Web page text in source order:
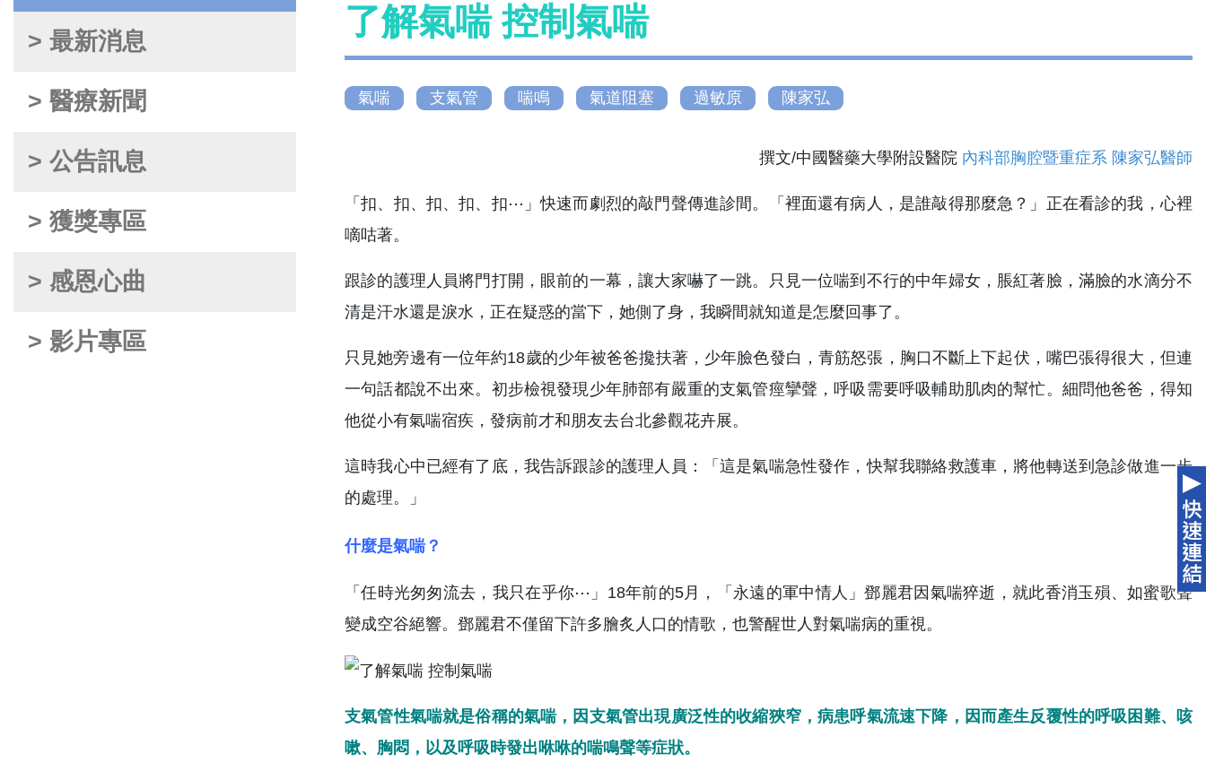
> 最新消息
> 醫療新聞
> 公告訊息
> 獲獎專區
> 感恩心曲
> 影片專區
了解氣喘 控制氣喘
氣喘 支氣管 喘鳴 氣道阻塞 過敏原 陳家弘
撰文/中國醫藥大學附設醫院 內科部胸腔暨重症系 陳家弘醫師
「扣、扣、扣、扣、扣⋯」快速而劇烈的敲門聲傳進診間。「裡面還有病人，是誰敲得那麼急？」正在看診的我，心裡
嘀咕著。
跟診的護理人員將門打開，眼前的一幕，讓大家嚇了一跳。只見一位喘到不行的中年婦女，脹紅著臉，滿臉的水滴分不
清是汗水還是淚水，正在疑惑的當下，她側了身，我瞬間就知道是怎麼回事了。
只見她旁邊有一位年約18歲的少年被爸爸攙扶著，少年臉色發白，青筋怒張，胸口不斷上下起伏，嘴巴張得很大，但連
一句話都說不出來。初步檢視發現少年肺部有嚴重的支氣管痙攣聲，呼吸需要呼吸輔助肌肉的幫忙。細問他爸爸，得知
他從小有氣喘宿疾，發病前才和朋友去台北參觀花卉展。
這時我心中已經有了底，我告訴跟診的護理人員：「這是氣喘急性發作，快幫我聯絡救護車，將他轉送到急診做進一步
的處理。」
什麼是氣喘？
「任時光匆匆流去，我只在乎你⋯」18年前的5月，「永遠的軍中情人」鄧麗君因氣喘猝逝，就此香消玉殞、如蜜歌聲
變成空谷絕響。鄧麗君不僅留下許多膾炙人口的情歌，也警醒世人對氣喘病的重視。
支氣管性氣喘就是俗稱的氣喘，因支氣管出現廣泛性的收縮狹窄，病患呼氣流速下降，因而產生反覆性的呼吸困難、咳
嗽、胸悶，以及呼吸時發出咻咻的喘鳴聲等症狀。